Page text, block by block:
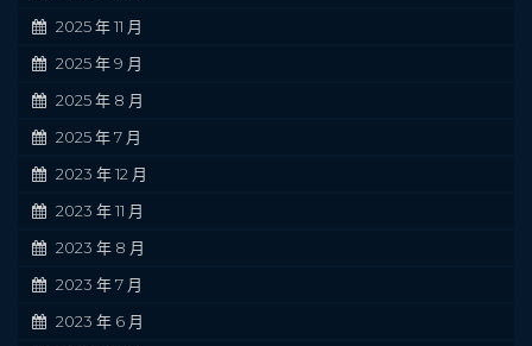
2025 年 11 月
2025 年 9 月
2025 年 8 月
2025 年 7 月
2023 年 12 月
2023 年 11 月
2023 年 8 月
2023 年 7 月
2023 年 6 月